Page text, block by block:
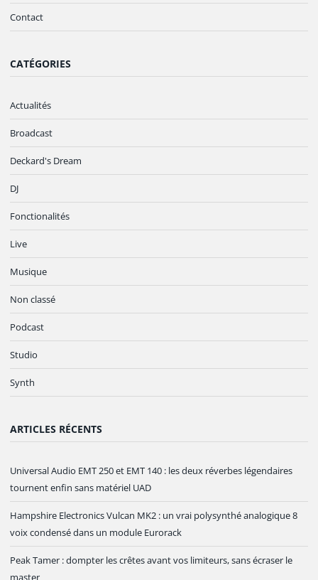
Contact
CATÉGORIES
Actualités
Broadcast
Deckard's Dream
DJ
Fonctionalités
Live
Musique
Non classé
Podcast
Studio
Synth
ARTICLES RÉCENTS
Universal Audio EMT 250 et EMT 140 : les deux réverbes légendaires
tournent enfin sans matériel UAD
Hampshire Electronics Vulcan MK2 : un vrai polysynthé analogique 8
voix condensé dans un module Eurorack
Peak Tamer : dompter les crêtes avant vos limiteurs, sans écraser le
master